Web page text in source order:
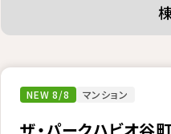
NEW 8/8 マンション